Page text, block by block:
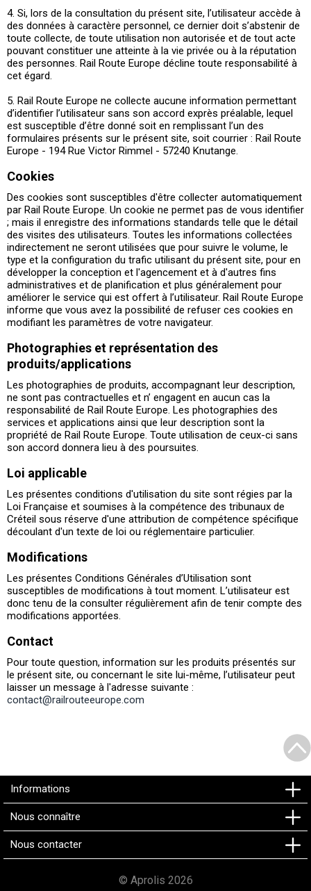
4. Si, lors de la consultation du présent site, l’utilisateur accède à
des données à caractère personnel, ce dernier doit s’abstenir de
toute collecte, de toute utilisation non autorisée et de tout acte
pouvant constituer une atteinte à la vie privée ou à la réputation
des personnes. Rail Route Europe décline toute responsabilité à
cet égard.
5. Rail Route Europe ne collecte aucune information permettant
d’identifier l’utilisateur sans son accord exprès préalable, lequel
est susceptible d’être donné soit en remplissant l’un des
formulaires présents sur le présent site, soit courrier : Rail Route
Europe - 194 Rue Victor Rimmel - 57240 Knutange.
Cookies
Des cookies sont susceptibles d'être collecter automatiquement
par Rail Route Europe. Un cookie ne permet pas de vous identifier
; mais il enregistre des informations standards telle que le détail
des visites des utilisateurs. Toutes les informations collectées
indirectement ne seront utilisées que pour suivre le volume, le
type et la configuration du trafic utilisant du présent site, pour en
développer la conception et l'agencement et à d'autres fins
administratives et de planification et plus généralement pour
améliorer le service qui est offert à l’utilisateur. Rail Route Europe
informe que vous avez la possibilité de refuser ces cookies en
modifiant les paramètres de votre navigateur.
Photographies et représentation des
produits/applications
Les photographies de produits, accompagnant leur description,
ne sont pas contractuelles et n’ engagent en aucun cas la
responsabilité de Rail Route Europe. Les photographies des
services et applications ainsi que leur description sont la
propriété de Rail Route Europe. Toute utilisation de ceux-ci sans
son accord donnera lieu à des poursuites.
Loi applicable
Les présentes conditions d'utilisation du site sont régies par la
Loi Française et soumises à la compétence des tribunaux de
Créteil sous réserve d'une attribution de compétence spécifique
découlant d'un texte de loi ou réglementaire particulier.
Modifications
Les présentes Conditions Générales d’Utilisation sont
susceptibles de modifications à tout moment. L’utilisateur est
donc tenu de la consulter régulièrement afin de tenir compte des
modifications apportées.
Contact
Pour toute question, information sur les produits présentés sur
le présent site, ou concernant le site lui-même, l’utilisateur peut
laisser un message à l'adresse suivante :
contact@railrouteeurope.com
Informations
Nous connaître
Nous contacter
© Aprolis 2026